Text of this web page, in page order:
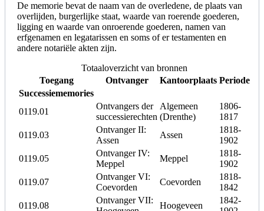
De memorie bevat de naam van de overledene, de plaats van
overlijden, burgerlijke staat, waarde van roerende goederen,
ligging en waarde van onroerende goederen, namen van
erfgenamen en legatarissen en soms of er testamenten en
andere notariële akten zijn.
Totaaloverzicht van bronnen
Toegang
Ontvanger Kantoorplaats Periode
Successiememories
0119.01
Ontvangers der
successierechten
Algemeen
(Drenthe)
1806-
1817
0119.03
Ontvanger II:
Assen
Assen
1818-
1902
0119.05
Ontvanger IV:
Meppel
Meppel
1818-
1902
0119.07
Ontvanger VI:
Coevorden
Coevorden
1818-
1842
0119.08
Ontvanger VII:
Hoogeveen
1842-